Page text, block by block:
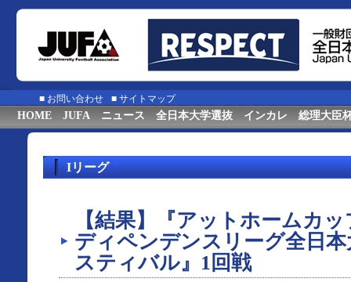
■ お問い合わせ ■ サイトマップ
HOME JUFA ニュース 全日本大学選抜 インカレ 総理大臣
Iリーグ
【結果】『アットホームカ
ディペンデンスリーグ全日
スティバル』1回戦